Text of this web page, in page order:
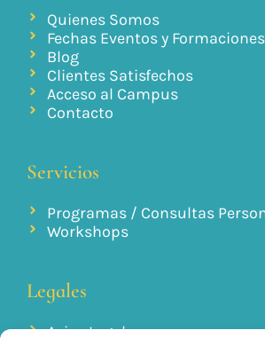
Quienes Somos
Fechas Eventos y Formaciones
Blog
Clientes Satisfechos
Acceso al Campus
Contacto
Servicios
Programas / Consultas
Workshops
Legales
Aviso Legal